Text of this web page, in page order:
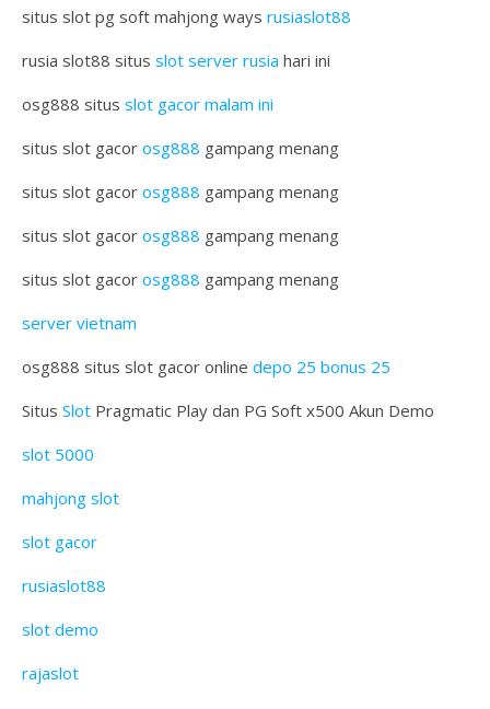
situs slot pg soft mahjong ways rusiaslot88
rusia slot88 situs slot server rusia hari ini
osg888 situs slot gacor malam ini
situs slot gacor osg888 gampang menang
situs slot gacor osg888 gampang menang
situs slot gacor osg888 gampang menang
situs slot gacor osg888 gampang menang
server vietnam
osg888 situs slot gacor online depo 25 bonus 25
Situs Slot Pragmatic Play dan PG Soft x500 Akun Demo
slot 5000
mahjong slot
slot gacor
rusiaslot88
slot demo
rajaslot